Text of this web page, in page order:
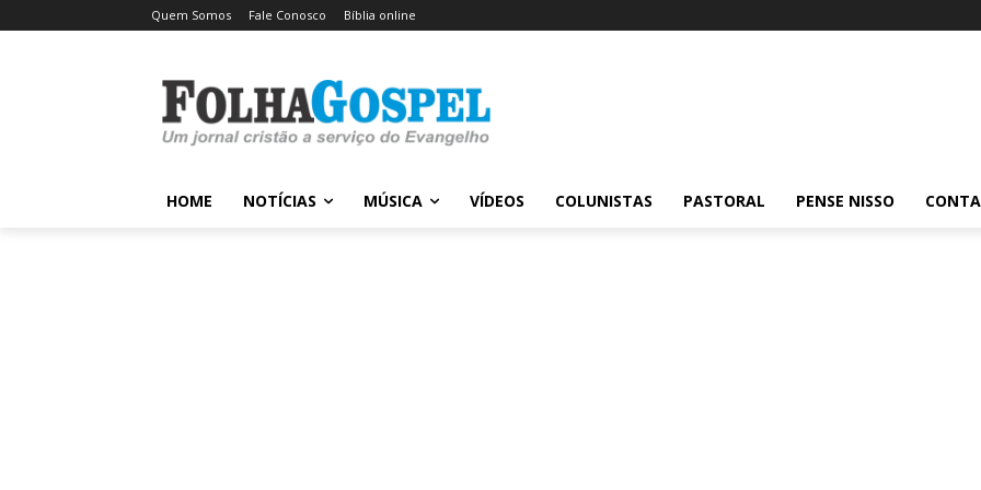
Quem Somos Fale Conosco Bíblia online
HOME NOTÍCIAS MÚSICA VÍDEOS COLUNISTAS PASTORAL PENSE NISSO